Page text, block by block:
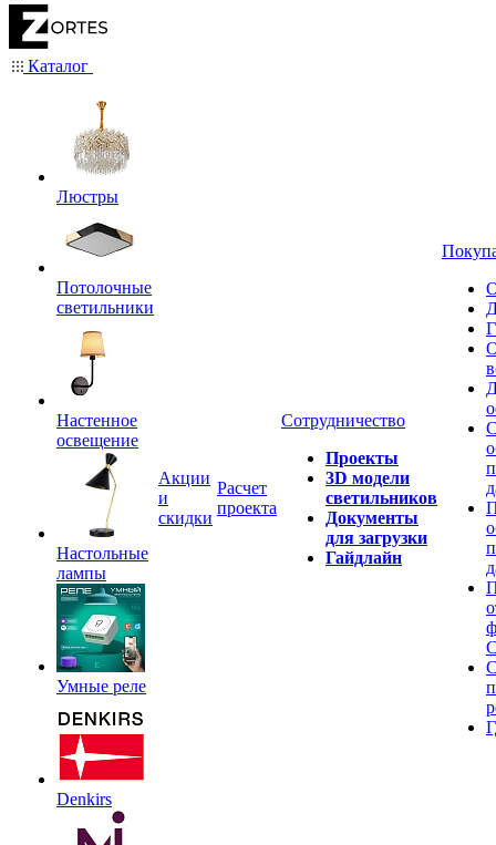
Каталог
Люстры
Потолочные
светильники
Настенное
освещение
Настольные
лампы
Умные реле
Denkirs
Акции
и
скидки
Расчет
проекта
Сотрудничество
Проекты
3D модели
светильников
Документы
для загрузки
Гайдлайн